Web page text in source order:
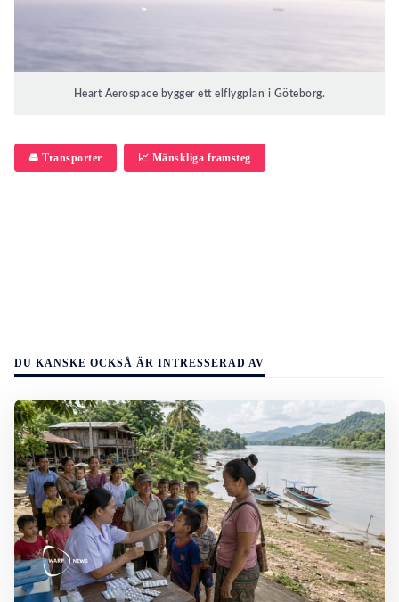
Heart Aerospace bygger ett elflygplan i Göteborg.
🚘 Transporter 📈 Mänskliga framsteg
DU KANSKE OCKSÅ ÄR INTRESSERAD AV